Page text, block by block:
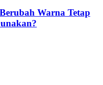
Warna Tetap